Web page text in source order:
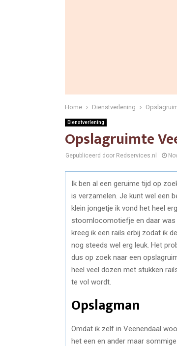
Home Dienstverlening
Dienstverlening
Opslagruimte
Gepubliceerd door Redservices.nl
Ik ben al een geruime tijd op
is verzamelen. Je kunt wel een
klein jongetje ik vond het heel
stoomlocomotiefje en daar was
kreeg ik een rails erbij zodat ik
nog steeds wel erg leuk. Het
dus op zoek naar een
heel veel dozen met stukken
te vol wordt.
Opslagman
Omdat ik zelf in Veenendaal
het een en ander maar